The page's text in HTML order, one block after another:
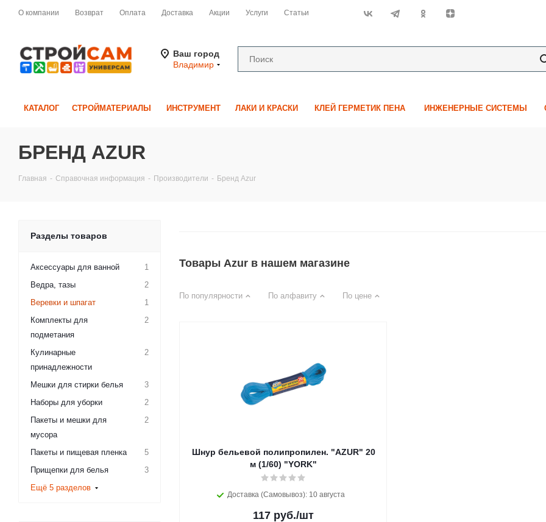
О компании Возврат Оплата Доставка Акции Услуги Статьи
Ваш город
Владимир
КАТАЛОГ СТРОЙМАТЕРИАЛЫ ИНСТРУМЕНТ ЛАКИ И КРАСКИ КЛЕЙ ГЕРМЕТИК ПЕНА ИНЖЕНЕРНЫЕ СИСТЕМЫ
БРЕНД AZUR
Главная - Справочная информация - Производители - Бренд Azur
Товары Azur в нашем магазине
По популярности По алфавиту По цене
Шнур бельевой полипропилен. "AZUR" 20
м (1/60) "YORK"
Доставка (Самовывоз): 10 августа
117 руб./шт
Разделы товаров
Аксессуары для ванной
1
Ведра, тазы
2
Веревки и шпагат
1
Комплекты для
подметания
2
Кулинарные
принадлежности
2
Мешки для стирки белья
3
Наборы для уборки
2
Пакеты и мешки для
мусора
2
Пакеты и пищевая пленка
5
Прищепки для белья
3
Ещё 5 разделов